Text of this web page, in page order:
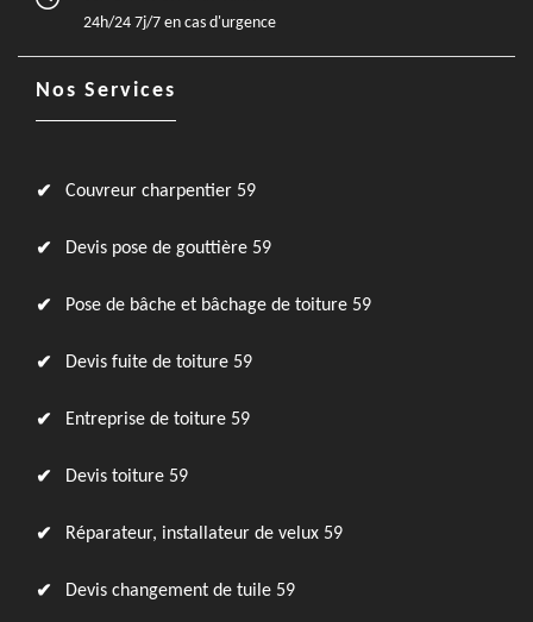
24h/24 7j/7 en cas d'urgence
Nos Services
Couvreur charpentier 59
Devis pose de gouttière 59
Pose de bâche et bâchage de toiture 59
Devis fuite de toiture 59
Entreprise de toiture 59
Devis toiture 59
Réparateur, installateur de velux 59
Devis changement de tuile 59